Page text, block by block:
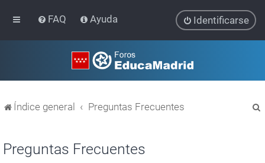
FAQ Ayuda Identificarse
Índice general Preguntas Frecuentes
Preguntas Frecuentes